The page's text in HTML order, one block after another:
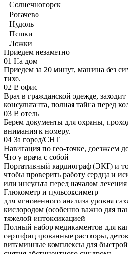
Солнечногорск
Рогачево
Нудоль
Пешки
Ложки
Приедем незаметно
01 На дом
Приедем за 20 минут, машина без
тихо.
02 В офис
Врач в гражданской одежде,
консультанта, полная тайна перед
03 В отель
Берем документы для охраны,
внимания к номеру.
04 За город/СНТ
Навигация по гео-точке, доезжаем
Что у врача с собой
Портативный кардиограф (ЭКГ) и
чтобы проверить работу сердца и
или инсульта перед началом лечения
Глюкометр и пульсоксиметр
для мгновенного анализа уровня
кислородом (особенно важно для
тяжелой интоксикацией
Полный набор медикаментов для
сертифицированные растворы,
витаминные комплексы для